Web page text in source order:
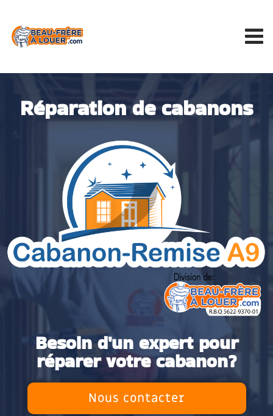
Réparation de cabanons
Besoin d'un expert pour
réparer votre cabanon?
Nous contacter